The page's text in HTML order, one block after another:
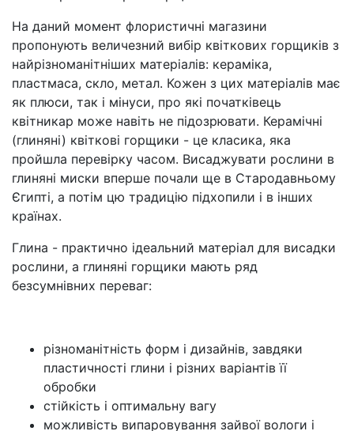
На даний момент флористичні магазини
пропонують величезний вибір квіткових горщиків з
найрізноманітніших матеріалів: кераміка,
пластмаса, скло, метал. Кожен з цих матеріалів має
як плюси, так і мінуси, про які початківець
квітникар може навіть не підозрювати. Керамічні
(глиняні) квіткові горщики - це класика, яка
пройшла перевірку часом. Висаджувати рослини в
глиняні миски вперше почали ще в Стародавньому
Єгипті, а потім цю традицію підхопили і в інших
країнах.
Глина - практично ідеальний матеріал для висадки
рослини, а глиняні горщики мають ряд
безсумнівних переваг:
різноманітність форм і дизайнів, завдяки
пластичності глини і різних варіантів її
обробки
стійкість і оптимальну вагу
можливість випаровування зайвої вологи і